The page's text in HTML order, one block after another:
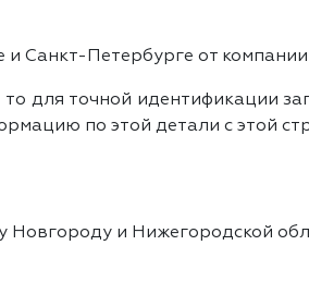
Санкт-Петербурге от
для точной идентификации
по этой детали с этой
Новгороду и Нижегородской